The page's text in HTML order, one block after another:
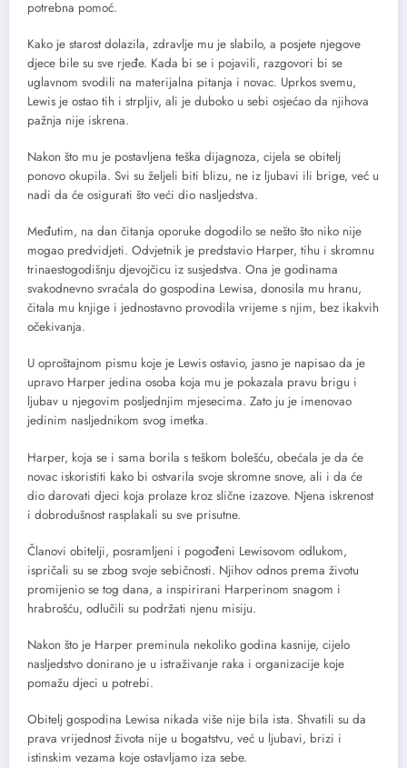
potrebna pomoć.
Kako je starost dolazila, zdravlje mu je slabilo, a posjete njegove
djece bile su sve rjeđe. Kada bi se i pojavili, razgovori bi se
uglavnom svodili na materijalna pitanja i novac. Uprkos svemu,
Lewis je ostao tih i strpljiv, ali je duboko u sebi osjećao da njihova
pažnja nije iskrena.
Nakon što mu je postavljena teška dijagnoza, cijela se obitelj
ponovo okupila. Svi su željeli biti blizu, ne iz ljubavi ili brige, već u
nadi da će osigurati što veći dio nasljedstva.
Međutim, na dan čitanja oporuke dogodilo se nešto što niko nije
mogao predvidjeti. Odvjetnik je predstavio Harper, tihu i skromnu
trinaestogodišnju djevojčicu iz susjedstva. Ona je godinama
svakodnevno svraćala do gospodina Lewisa, donosila mu hranu,
čitala mu knjige i jednostavno provodila vrijeme s njim, bez ikakvih
očekivanja.
U oproštajnom pismu koje je Lewis ostavio, jasno je napisao da je
upravo Harper jedina osoba koja mu je pokazala pravu brigu i
ljubav u njegovim posljednjim mjesecima. Zato ju je imenovao
jedinim nasljednikom svog imetka.
Harper, koja se i sama borila s teškom bolešću, obećala je da će
novac iskoristiti kako bi ostvarila svoje skromne snove, ali i da će
dio darovati djeci koja prolaze kroz slične izazove. Njena iskrenost
i dobrodušnost rasplakali su sve prisutne.
Članovi obitelji, posramljeni i pogođeni Lewisovom odlukom,
ispričali su se zbog svoje sebičnosti. Njihov odnos prema životu
promijenio se tog dana, a inspirirani Harperinom snagom i
hrabrošću, odlučili su podržati njenu misiju.
Nakon što je Harper preminula nekoliko godina kasnije, cijelo
nasljedstvo donirano je u istraživanje raka i organizacije koje
pomažu djeci u potrebi.
Obitelj gospodina Lewisa nikada više nije bila ista. Shvatili su da
prava vrijednost života nije u bogatstvu, već u ljubavi, brizi i
istinskim vezama koje ostavljamo iza sebe.